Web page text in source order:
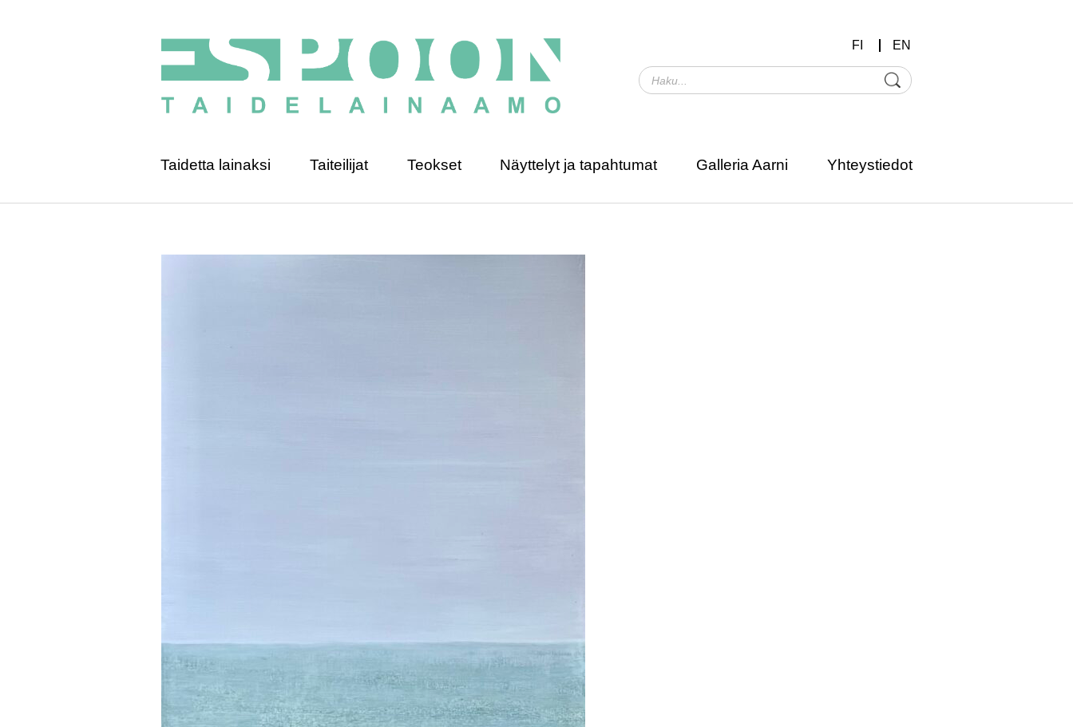
FI EN
Taidetta lainaksi Taiteilijat Teokset Näyttelyt ja tapahtumat Galleria Aarni Yhteystiedot